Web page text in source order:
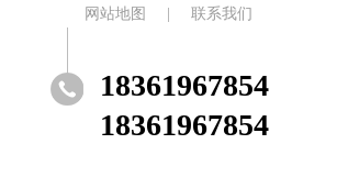
网站地图 联系我们
18361967854
18361967854